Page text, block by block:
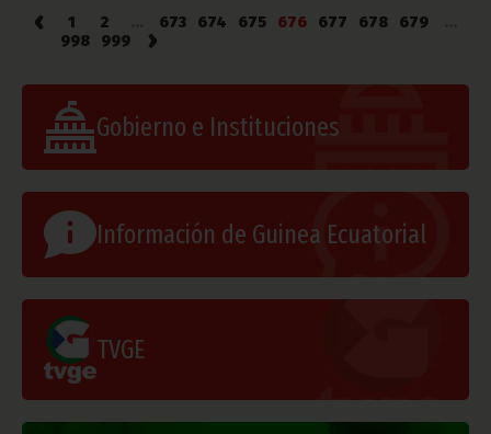
‹ 1 2 673 674 675 676 677 678 679
998
999 ›
Gobierno e Instituciones
Información de Guinea Ecuatorial
TVGE